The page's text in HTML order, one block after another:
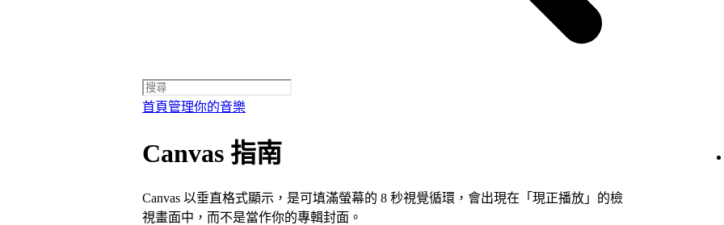
首頁管理你的音樂
Canvas 指南
Canvas 以垂直格式顯示，是可填滿螢幕的 8 秒視覺循環，會出現在「現正播放」的檢
視畫面中，而不是當作你的專輯封面。